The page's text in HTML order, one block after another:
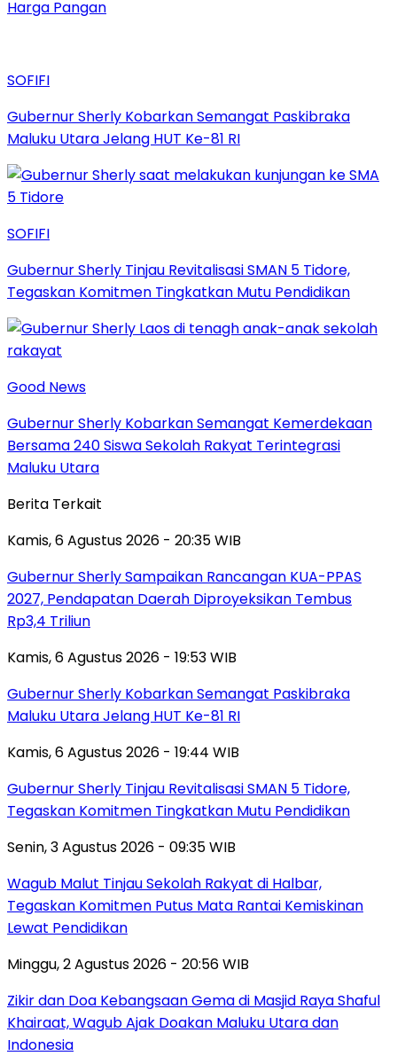
Harga Pangan
SOFIFI
Gubernur Sherly Kobarkan Semangat Paskibraka
Maluku Utara Jelang HUT Ke-81 RI
SOFIFI
Gubernur Sherly Tinjau Revitalisasi SMAN 5 Tidore,
Tegaskan Komitmen Tingkatkan Mutu Pendidikan
Good News
Gubernur Sherly Kobarkan Semangat Kemerdekaan
Bersama 240 Siswa Sekolah Rakyat Terintegrasi
Maluku Utara
Berita Terkait
Kamis, 6 Agustus 2026 - 20:35 WIB
Gubernur Sherly Sampaikan Rancangan KUA-PPAS
2027, Pendapatan Daerah Diproyeksikan Tembus
Rp3,4 Triliun
Kamis, 6 Agustus 2026 - 19:53 WIB
Gubernur Sherly Kobarkan Semangat Paskibraka
Maluku Utara Jelang HUT Ke-81 RI
Kamis, 6 Agustus 2026 - 19:44 WIB
Gubernur Sherly Tinjau Revitalisasi SMAN 5 Tidore,
Tegaskan Komitmen Tingkatkan Mutu Pendidikan
Senin, 3 Agustus 2026 - 09:35 WIB
Wagub Malut Tinjau Sekolah Rakyat di Halbar,
Tegaskan Komitmen Putus Mata Rantai Kemiskinan
Lewat Pendidikan
Minggu, 2 Agustus 2026 - 20:56 WIB
Zikir dan Doa Kebangsaan Gema di Masjid Raya Shaful
Khairaat, Wagub Ajak Doakan Maluku Utara dan
Indonesia